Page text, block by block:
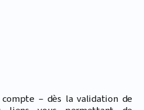
– dès la validation de